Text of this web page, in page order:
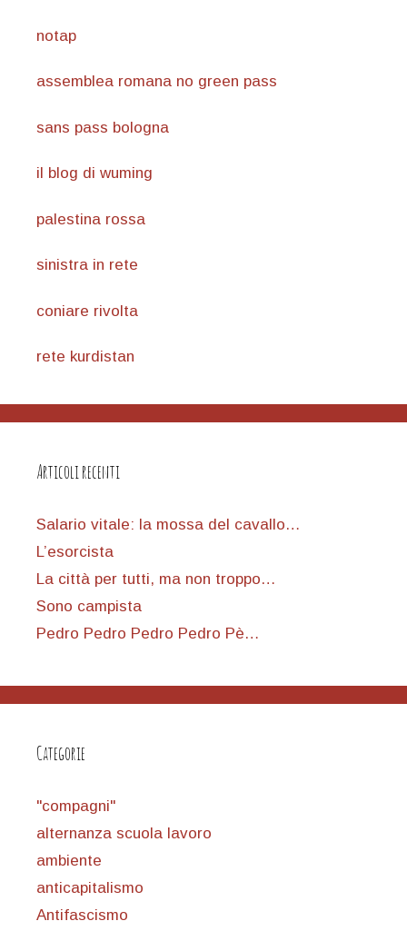
notap
assemblea romana no green pass
sans pass bologna
il blog di wuming
palestina rossa
sinistra in rete
coniare rivolta
rete kurdistan
Articoli recenti
Salario vitale: la mossa del cavallo…
L’esorcista
La città per tutti, ma non troppo…
Sono campista
Pedro Pedro Pedro Pedro Pè…
Categorie
"compagni"
alternanza scuola lavoro
ambiente
anticapitalismo
Antifascismo